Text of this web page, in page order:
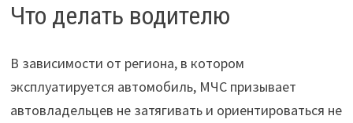
Что делать водителю
В зависимости от региона, в котором
эксплуатируется автомобиль, МЧС призывает
автовладельцев не затягивать и ориентироваться не